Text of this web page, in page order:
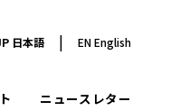
日本語 |ENEnglish
ニュースレター